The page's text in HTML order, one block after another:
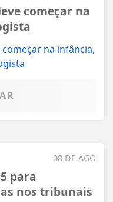
começar na
08 DE AGO
para
nos tribunais